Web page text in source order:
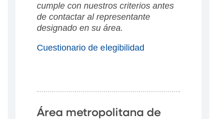
cumple con nuestros criterios antes
de contactar al representante
designado en su área.
Cuestionario de elegibilidad
Área metropolitana de